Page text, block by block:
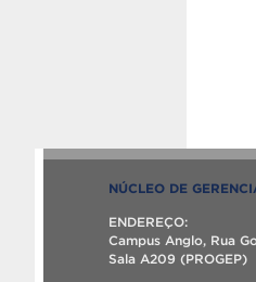
NÚCLEO DE
ENDEREÇO:
Campus Anglo, Rua
Sala A209 (PROGEP)